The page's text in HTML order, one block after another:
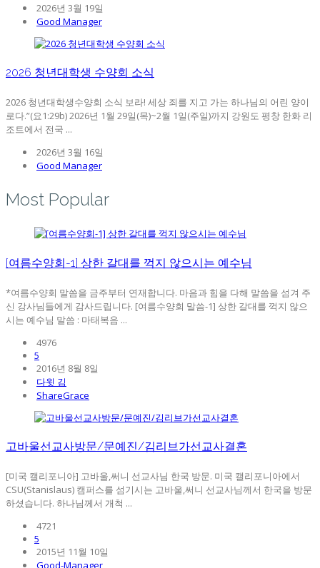
2026년 3월 19일
Good Manager
2026 청년대학생 수양회 소식
2026 청년대학생수양회 소식 보라! 세상 죄를 지고 가는 하나님의 어린 양이
로다.”(요1:29b) 2026년 1월 29일(목)~2월 1일(주일)까지 강원도 평창 한화 리
조트에서 전국 ...
2026년 3월 16일
Good Manager
Most Popular
[여름수양회-1] 상한 갈대를 꺽지 않으시는 예수님
*여름수양회 말씀을 금주부터 연재합니다. 마음과 힘을 다해 말씀을 섬겨 주
신 강사님들에게 감사드립니다. [여름수양회 말씀-1] 상한 갈대를 꺽지 않으
시는 예수님 말씀 : 마태복음 ...
4976
5
2016년 8월 8일
다윗 김
ShareGrace
고바울선교사방문/문예진/김리브가선교사결혼
[미국 캘리포니아] 고바울,써니 선교사님 한국 방문. 미국 캘리포니아에서
CSU(Stanislaus) 캠퍼스를 섬기시는 고바울,써니 선교사님께서 한국을 방문
하셨습니다. 하나님께서 개척 ...
4721
5
2015년 11월 10일
Good-Manager